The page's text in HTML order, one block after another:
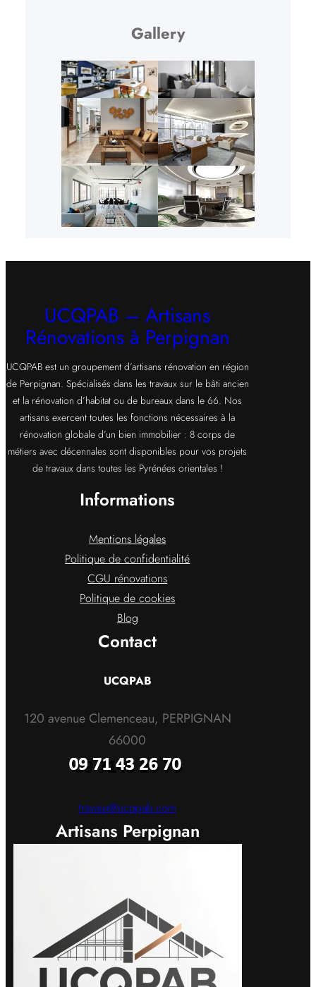
Gallery
UCQPAB – Artisans
Rénovations à Perpignan
UCQPAB est un groupement d’artisans rénovation en région
de Perpignan. Spécialisés dans les travaux sur le bâti ancien
et la rénovation d’habitat ou de bureaux dans le 66. Nos
artisans exercent toutes les fonctions nécessaires à la
rénovation globale d’un bien immobilier : 8 corps de
métiers avec décennales sont disponibles pour vos projets
de travaux dans toutes les Pyrénées orientales !
Informations
Mentions légales
Politique de confidentialité
CGU rénovations
Politique de cookies
Blog
Contact
UCQPAB
120 avenue Clemenceau, PERPIGNAN
66000
travaux@ucqpab.com
Artisans Perpignan